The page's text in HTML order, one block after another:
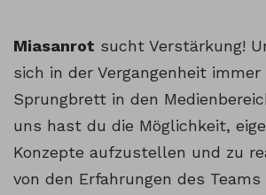
Miasanrot sucht Verstärkung!
sich in der Vergangenheit
Sprungbrett in den
uns hast du die Möglichkeit,
Konzepte aufzustellen und zu
von den Erfahrungen des